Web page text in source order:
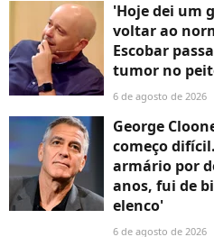
'Hoje dei um
voltar ao
Escobar
tumor no
6 de agosto de 2026
George
começo
armário por
anos, fui de
elenco'
6 de agosto de 2026